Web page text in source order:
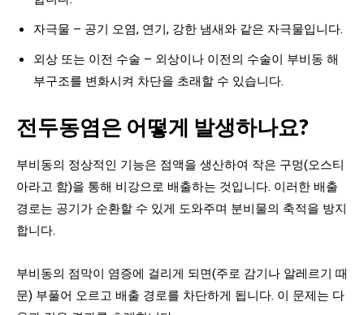
자극물 – 공기 오염, 연기, 강한 냄새와 같은 자극물입니다.
외상 또는 이전 수술 – 외상이나 이전의 수술이 부비동 해
부구조를 변화시켜 차단을 초래할 수 있습니다.
전두동염은 어떻게 발생하나요?
부비동의 정상적인 기능은 점액을 생산하여 작은 구멍(오스티
아라고 함)을 통해 비강으로 배출하는 것입니다. 이러한 배출
경로는 공기가 순환할 수 있게 도와주며 분비물의 축적을 방지
합니다.
부비동의 점막이 염증에 걸리게 되면(주로 감기나 알레르기 때
문) 부풀어 오르고 배출 경로를 차단하게 됩니다. 이 문제는 다